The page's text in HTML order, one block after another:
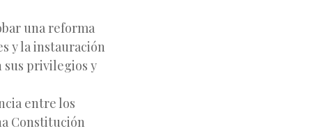
una reforma
y la instauración
sus privilegios y
entre los
Constitución